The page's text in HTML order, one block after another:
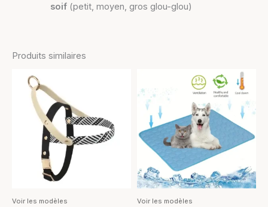
soif(petit, moyen, gros glou-glou)
Produits similaires
Voir les modèles
plusieurs
variations.
Voir les modèles
Plage
de
prix :
10,90 €
à
15,90 €
Ce
produit
a
plusieurs
variations.
Les
peuvent
être